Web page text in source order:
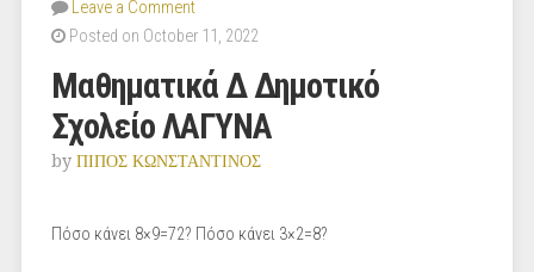
Leave a Comment
Posted on October 11, 2022
Μαθηματικά Δ Δημοτικό
Σχολείο ΛΑΓΥΝΑ
by ΠΙΠΟΣ ΚΩΝΣΤΑΝΤΙΝΟΣ
Πόσο κάνει 8×9=72? Πόσο κάνει 3×2=8?